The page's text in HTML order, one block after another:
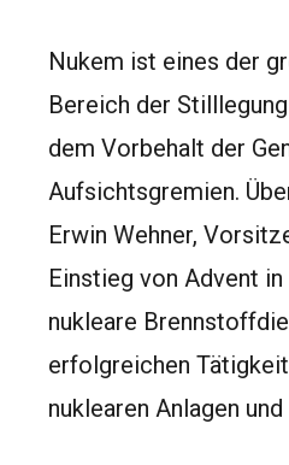
Nukem ist eines der
Bereich der
dem Vorbehalt der
Aufsichtsgremien.
Erwin Wehner,
Einstieg von Advent
nukleare
erfolgreichen
nuklearen Anlagen